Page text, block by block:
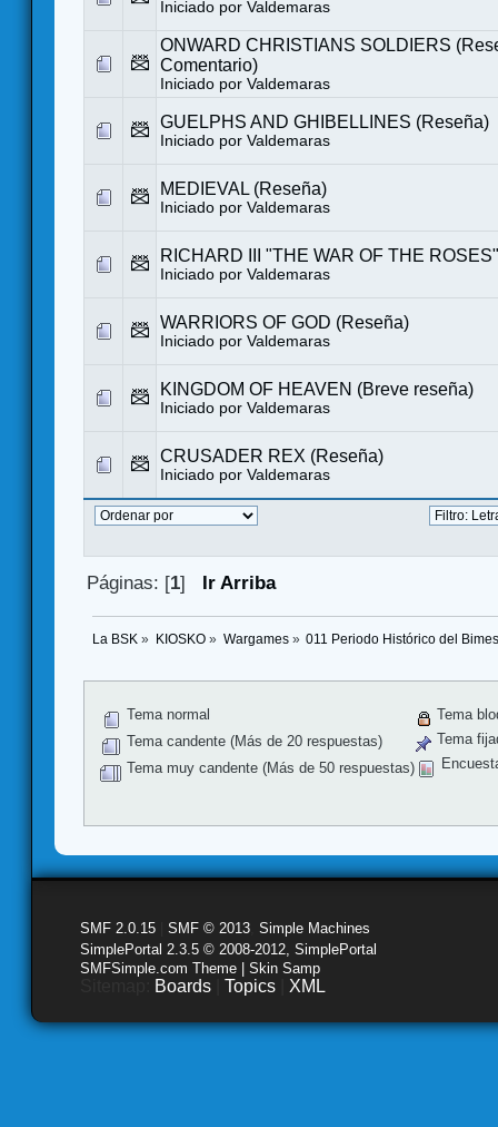
Iniciado por Valdemaras
ONWARD CHRISTIANS SOLDIERS
Comentario)
Iniciado por Valdemaras
GUELPHS AND GHIBELLINES (Reseña)
Iniciado por Valdemaras
MEDIEVAL (Reseña)
Iniciado por Valdemaras
RICHARD III "THE WAR OF THE
Iniciado por Valdemaras
WARRIORS OF GOD (Reseña)
Iniciado por Valdemaras
KINGDOM OF HEAVEN (Breve reseña)
Iniciado por Valdemaras
CRUSADER REX (Reseña)
Iniciado por Valdemaras
Páginas: [1] Ir Arriba
La BSK » KIOSKO» Wargames» 011 Periodo Histórico del
Tema normal
Tema candente (Más de 20 respuestas)
Tema muy candente (Más de 50 respuestas)
Tema
Tema
SMF 2.0.15 SMF © 2013 Simple Machines
SimplePortal 2.3.5 © 2008-2012, SimplePortal
SMFSimple.com Theme | Skin Samp
Boards Topics XML